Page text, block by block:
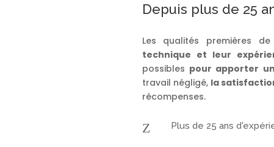
Depuis plus de 25
Les qualités premières
technique et leur
possibles pour apporter
travail négligé, la
récompenses.
Z Plus de 25 ans